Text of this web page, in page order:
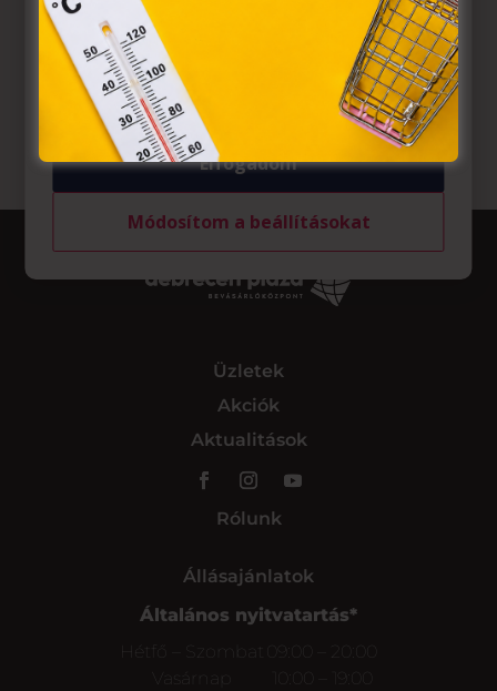
Üzletek
Akciók
Aktualitások
Rólunk
Állásajánlatok
Általános nyitvatartás*
Hétfő – Szombat
09:00 – 20:00
Vasárnap
Azon weblapoknak, melyek az Európai Unió országain
belül működnek, a „sütik" használatához, és ezeknek a
felhasználó számítógépén vagy egyéb eszközén történő
tárolásához a felhasználók hozzájárulását kell kérniük.
Elfogadom
Módosítom a beállításokat